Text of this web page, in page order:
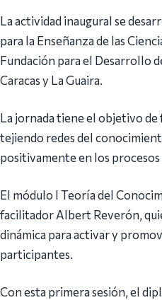
La actividad inaugural se
para la Enseñanza de las
Fundación para el Desarrollo
Caracas y La Guaira.
La jornada tiene el objetivo
tejiendo redes del
positivamente en los procesos
El módulo I Teoría del
facilitador Albert Reverón,
dinámica para activar y
participantes.
Con esta primera sesión, el